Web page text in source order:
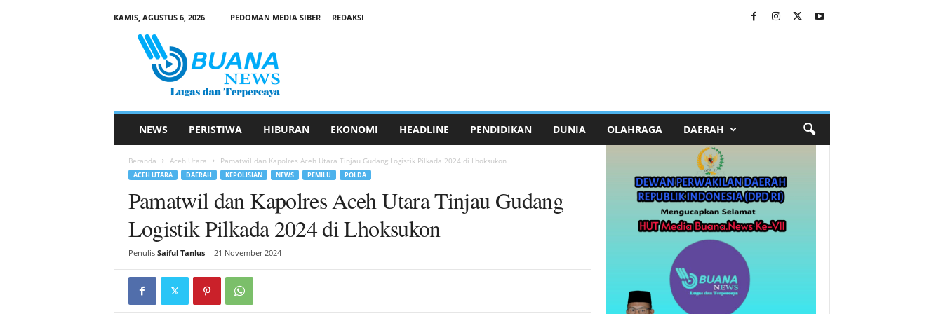
KAMIS, AGUSTUS 6, 2026 PEDOMAN MEDIA SIBER
REDAKSI
NEWS PERISTIWA HIBURAN EKONOMI HEADLINE PENDIDIKAN DUNIA OLAHRAGA DAERAH
Beranda Aceh Utara Pamatwil dan Kapolres Aceh Utara Tinjau Gudang Logistik Pilkada 2024 di Lhoksukon
ACEH UTARA DAERAH KEPOLISIAN NEWS PEMILU POLDA
Pamatwil dan Kapolres Aceh Utara Tinjau Gudang
Logistik Pilkada 2024 di Lhoksukon
Penulis Saiful Tanlus- 21 November 2024